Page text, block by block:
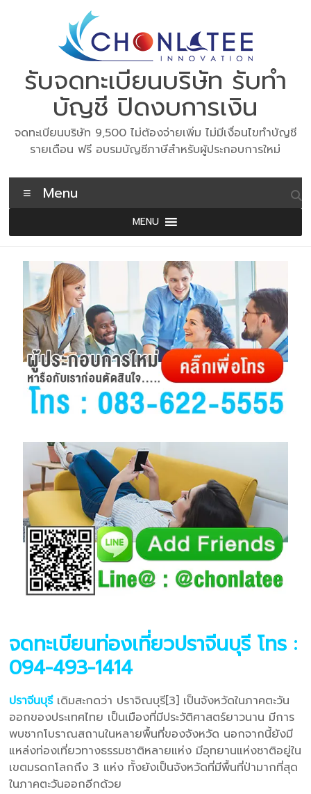
รับจดทะเบียนบริษัท รับทำ
บัญชี ปิดงบการเงิน
จดทะเบียนบริษัท 9,500 ไม่ต้องจ่ายเพิ่ม ไม่มีเงื่อนไขทำบัญชี
รายเดือน ฟรี อบรมบัญชีภาษีสำหรับผู้ประกอบการใหม่
Menu
MENU
จดทะเบียนท่องเที่ยวปราจีนบุรีโทร :
094-493-1414
ปราจีนบุรีเดิมสะกดว่า ปราจิณบุรี[3] เป็นจังหวัดในภาคตะวัน
ออกของประเทศไทย เป็นเมืองที่มีประวัติศาสตร์ยาวนาน มีการ
พบซากโบราณสถานในหลายพื้นที่ของจังหวัด นอกจากนี้ยังมี
แหล่งท่องเที่ยวทางธรรมชาติหลายแห่ง มีอุทยานแห่งชาติอยู่ใน
เขตมรดกโลกถึง 3 แห่ง ทั้งยังเป็นจังหวัดที่มีพื้นที่ป่ามากที่สุด
ในภาคตะวันออกอีกด้วย